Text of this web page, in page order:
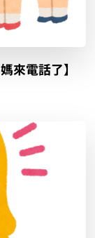
來電話了】